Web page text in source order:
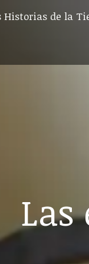
Historias de la
Historias de la